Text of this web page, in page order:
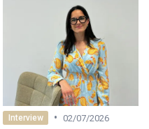
Interview • 02/07/2026